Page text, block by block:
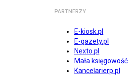
PARTNERZY
E-kiosk.pl
E-gazety.pl
Nexto.pl
Mała księgowość
Kancelarierp.pl